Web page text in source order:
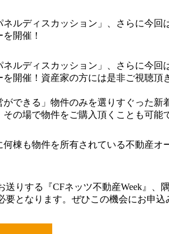
ルディスカッション」、さらに今回
開催！
ルディスカッション」、さらに今回
開催！資産家の方には是非ご視聴頂
できる」物件のみを選りすぐった新
の場で物件をご購入頂くことも可能
棟も物件を所有されている不動産オ
りする『CFネッツ不動産Week』、
となります。ぜひこの機会にお申込